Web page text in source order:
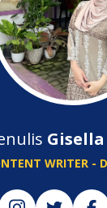
WRITER -